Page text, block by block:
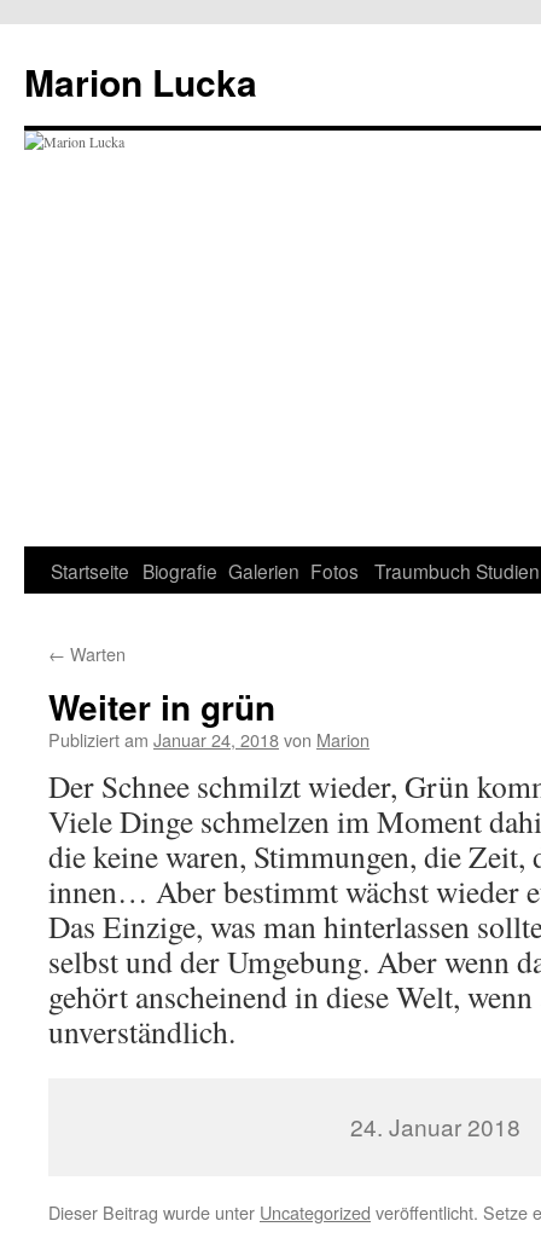
Marion Lucka
Zum
springen
Startseite Biografie Galerien Fotos Traumbuch Studien
← Warten
Weiter in grün
Publiziert am Januar 24, 2018von Marion
Der Schnee schmilzt wieder, Grün
Viele Dinge schmelzen im Moment
die keine waren, Stimmungen, die Zeit,
innen… Aber bestimmt wächst wieder
Das Einzige, was man hinterlassen
selbst und der Umgebung. Aber wenn
gehört anscheinend in diese Welt,
unverständlich.
24. Januar 2018
Dieser Beitrag wurde unter Uncategorized veröffentlicht. Setze